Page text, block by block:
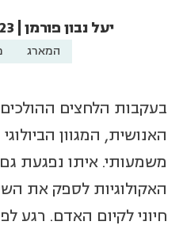
יעל נבון פורמן | 10.8.23
המארג
בעקבות הלחצים
האנושית, המגוון
משמעותי. איתו נפגעת
האקולוגיות לספק את
חיוני לקיום האדם. רגע